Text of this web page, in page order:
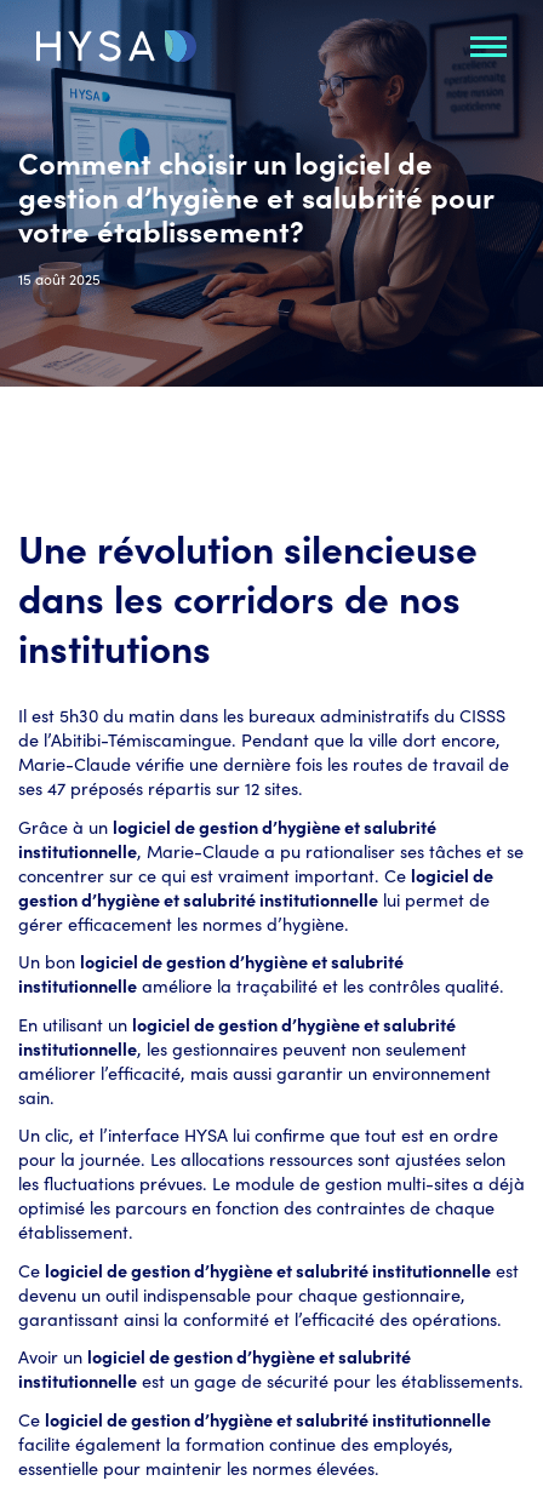
Comment choisir un logiciel de
gestion d’hygiène et salubrité pour
votre établissement?
15 août 2025
Une révolution silencieuse
dans les corridors de nos
institutions
Il est 5h30 du matin dans les bureaux administratifs du CISSS
de l’Abitibi-Témiscamingue. Pendant que la ville dort encore,
Marie-Claude vérifie une dernière fois les routes de travail de
ses 47 préposés répartis sur 12 sites.
Grâce à un logiciel de gestion d’hygiène et salubrité
institutionnelle, Marie-Claude a pu rationaliser ses tâches et se
concentrer sur ce qui est vraiment important. Ce logiciel de
gestion d’hygiène et salubrité institutionnelle lui permet de
gérer efficacement les normes d’hygiène.
Un bon logiciel de gestion d’hygiène et salubrité
institutionnelle améliore la traçabilité et les contrôles qualité.
En utilisant un logiciel de gestion d’hygiène et salubrité
institutionnelle, les gestionnaires peuvent non seulement
améliorer l’efficacité, mais aussi garantir un environnement
sain.
Un clic, et l’interface HYSA lui confirme que tout est en ordre
pour la journée. Les allocations ressources sont ajustées selon
les fluctuations prévues. Le module de gestion multi-sites a déjà
optimisé les parcours en fonction des contraintes de chaque
établissement.
Ce logiciel de gestion d’hygiène et salubrité institutionnelle est
devenu un outil indispensable pour chaque gestionnaire,
garantissant ainsi la conformité et l’efficacité des opérations.
Avoir un logiciel de gestion d’hygiène et salubrité
institutionnelle est un gage de sécurité pour les établissements.
Ce logiciel de gestion d’hygiène et salubrité institutionnelle
facilite également la formation continue des employés,
essentielle pour maintenir les normes élevées.